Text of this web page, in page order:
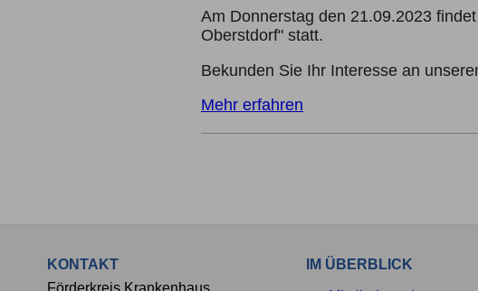
Am Donnerstag den 21.09.2023
Oberstdorf" statt.
Bekunden Sie Ihr Interesse an
Mehr erfahren
KONTAKT
IM ÜBERBLICK